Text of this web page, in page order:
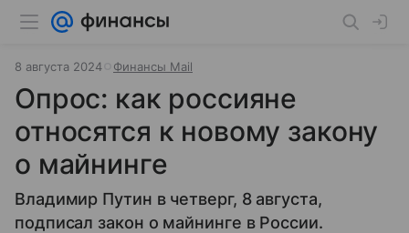
8 августа 2024 Финансы Mail
Опрос: как россияне
относятся к новому закону
о майнинге
Владимир Путин в четверг, 8 августа,
подписал закон о майнинге в России.